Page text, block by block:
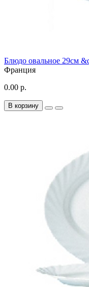
Блюдо овальное 29см
Франция
0.00 р.
В корзину